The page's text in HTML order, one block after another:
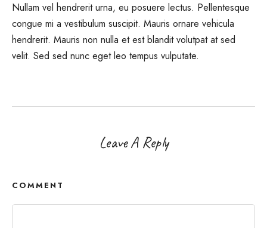
Nullam vel hendrerit urna, eu posuere lectus. Pellentesque
congue mi a vestibulum suscipit. Mauris ornare vehicula
hendrerit. Mauris non nulla et est blandit volutpat at sed
velit. Sed sed nunc eget leo tempus vulputate.
Leave A Reply
COMMENT